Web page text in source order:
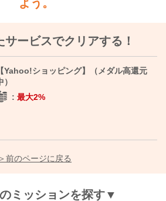
よう。
ービスでクリアする！
【Yahoo!ショッピング】（メダル高還元
）
最大2%
＞前のページに戻る
ミッションを探す▼